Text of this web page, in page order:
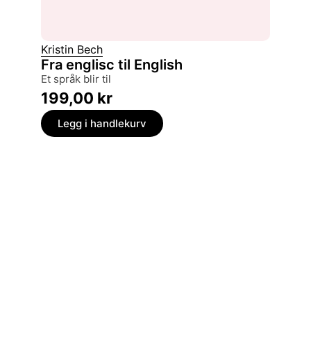
Kristin Bech
Fra englisc til English
et språk blir til
199,00 kr
Legg i handlekurv